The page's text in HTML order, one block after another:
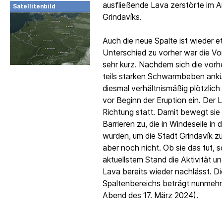
Satellitenbild
ausfließende Lava zerstörte im
Grindavíks.
Auch die neue Spalte ist wieder
Unterschied zu vorher war die
sehr kurz. Nachdem sich die
teils starken Schwarmbeben
diesmal verhältnismäßig
vor Beginn der Eruption ein. Der
Richtung statt. Damit bewegt
Barrieren zu, die in Windeseile
wurden, um die Stadt Grindavík
aber noch nicht. Ob sie das tut,
aktuellstem Stand die Aktivität
Lava bereits wieder nachlässt.
Spaltenbereichs beträgt
Abend des 17. März 2024).